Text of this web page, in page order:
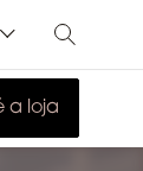
a loja